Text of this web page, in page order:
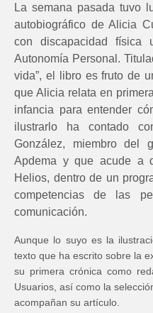
La semana pasada tuvo
autobiográfico de Alicia
con discapacidad física
Autonomía Personal.
vida”, el libro es fruto de
que Alicia relata en
infancia para entender
ilustrarlo ha contado
González, miembro del
Apdema y que acude a
Helios, dentro de un
competencias de las
comunicación.
Aunque lo suyo es la
texto que ha escrito sobre la
su primera crónica como
Usuarios, así como la
acompañan su artículo.